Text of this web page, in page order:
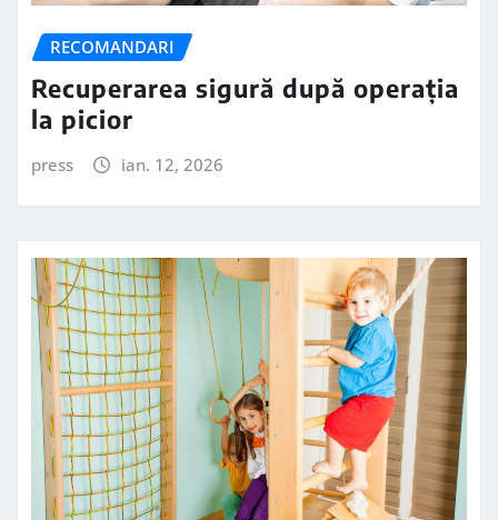
RECOMANDARI
Recuperarea sigură după operația
la picior
press ian. 12, 2026